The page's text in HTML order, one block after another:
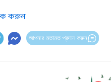
করুন
আপনার মতামত প্রদান করুন